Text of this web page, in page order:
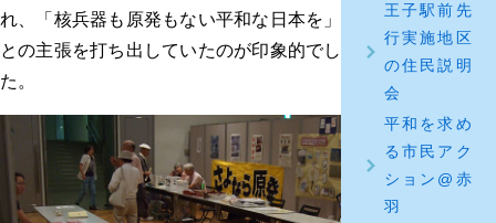
れ、「核兵器も原発もない平和な日本を」
との主張を打ち出していたのが印象的でし
た。
王子駅前先
行実施地区
の住民説明
会
平和を求め
る市民アク
ション@赤
羽